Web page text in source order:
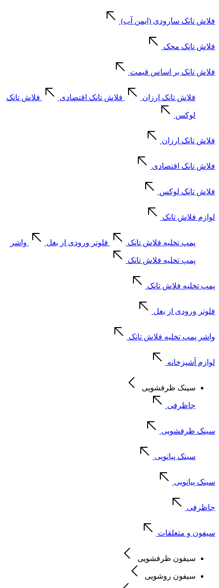
فلاش تانک سارودی (ایمن آب)
فلاش تانک محک
فلاش تانک بر اساس قیمت
فلاش تانک ارزان فلاش تانک اقتصادی فلاش تانک
لوکس
فلاش تانک ارزان
فلاش تانک اقتصادی
فلاش تانک لوکس
لوازم فلاش تانک
پمپ تخلیه فلاش تانک فلوتر ورودی از بغل واشر
پمپ تخلیه فلاش تانک
پمپ تخلیه فلاش تانک
فلوتر ورودی از بغل
واشر پمپ تخلیه فلاش تانک
لوازم آشپزخانه
سینک ظرفشویی
جاظرفی
سینک ظرفشویی
سینک پیانویی
سینک پیانویی
جاظرفی
سیفون و متعلقات
سیفون ظرفشویی
سیفون روشویی